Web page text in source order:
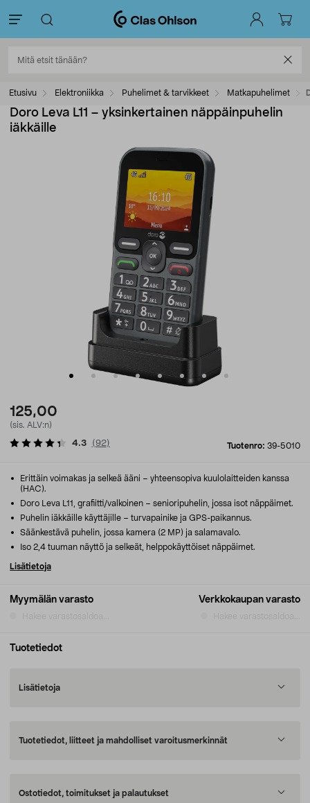
Etusivu Elektroniikka Puhelimet & tarvikkeet Matkapuhelimet
Doro Leva L11 – yksinkertainen näppäinpuhelin
iäkkäille
125,00
(sis. ALV:n)
Tuotenro: 39-5010
4.3 (92)
Myymälän varasto Verkkokaupan varasto
Erittäin voimakas ja selkeä ääni – yhteensopiva kuulolaitteiden kanssa
(HAC).
Doro Leva L11, grafiitti/valkoinen – senioripuhelin, jossa isot näppäimet.
Puhelin iäkkäille käyttäjille – turvapainike ja GPS-paikannus.
Säänkestävä puhelin, jossa kamera (2 MP) ja salamavalo.
Iso 2,4 tuuman näyttö ja selkeät, helppokäyttöiset näppäimet.
Lisätietoja
Tuotetiedot
Lisätietoja
Tuotetiedot, liitteet ja mahdolliset varoitusmerkinnät
Ostotiedot, toimitukset ja palautukset